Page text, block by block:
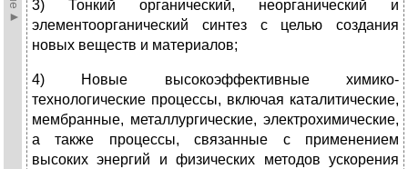
3) Тонкий органический, неорганический и
элементоорганический синтез с целью создания
новых веществ и материалов;
4) Новые высокоэффективные химико-
технологические процессы, включая каталитические,
мембранные, металлургические, электрохимические,
а также процессы, связанные с применением
высоких энергий и физических методов ускорения